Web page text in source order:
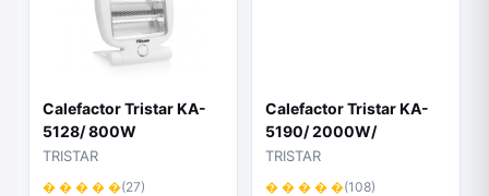
Calefactor Tristar KA-
5128/ 800W
TRISTAR
� � � � �(27)
Calefactor Tristar KA-
5190/ 2000W/
Termostato Regulable
TRISTAR
� � � � �(108)